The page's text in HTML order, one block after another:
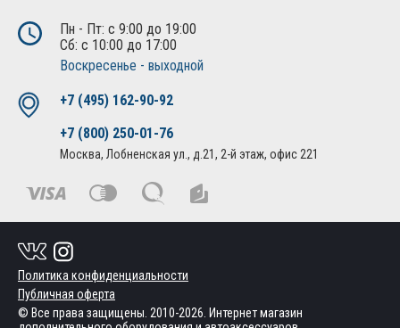
Пн - Пт: с 9:00 до 19:00
Сб: с 10:00 до 17:00
Воскресенье - выходной
+7 (495) 162-90-92
+7 (800) 250-01-76
Москва, Лобненская ул., д.21, 2-й этаж, офис 221
Политика конфиденциальности
Публичная оферта
© Все права защищены. 2010-2026. Интернет магазин